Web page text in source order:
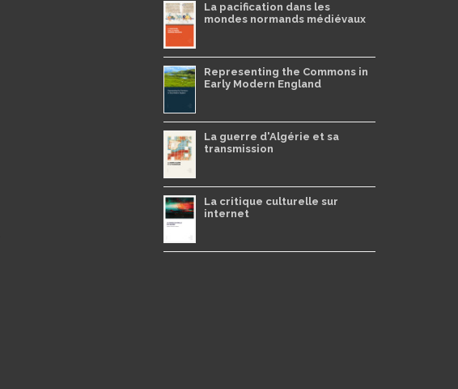
La pacification dans les
mondes normands médiévaux
Representing the Commons in
Early Modern England
La guerre d'Algérie et sa
transmission
La critique culturelle sur
internet